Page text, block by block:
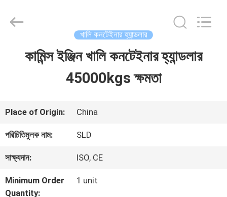
আমাদের
সম্পর্কে
কারখানা
Development
খালি কনটেইনার হ্যান্ডলার
কামিন্স ইঞ্জিন খালি কনটেইনার হ্যান্ডলার
45000kgs ক্ষমতা
Place of Origin: China
পরিচিতিমুলক নাম: SLD
সাক্ষ্যদান: ISO, CE
Minimum Order
Quantity:
1 unit